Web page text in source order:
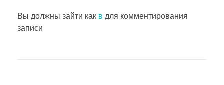
Вы должны зайти как в для комментирования
записи